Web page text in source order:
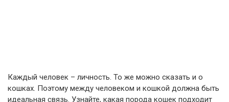
Каждый человек – личность. То же можно сказать и о
кошках. Поэтому между человеком и кошкой должна быть
идеальная связь. Узнайте, какая порода кошек подходит